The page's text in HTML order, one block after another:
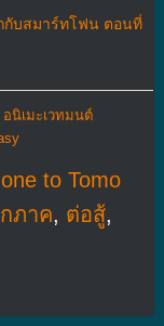
กับสมาร์ทโฟน ตอนที่
อนิเมะเวทมนต์
to Tomo
ภาค, ต่อสู้,